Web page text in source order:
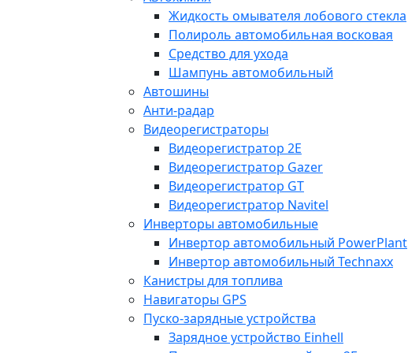
Жидкость омывателя лобового стекла
Полироль автомобильная восковая
Средство для ухода
Шампунь автомобильный
Автошины
Анти-радар
Видеорегистраторы
Видеорегистратор 2E
Видеорегистратор Gazer
Видеорегистратор GT
Видеорегистратор Navitel
Инверторы автомобильные
Инвертор автомобильный PowerPlant
Инвертор автомобильный Technaxx
Канистры для топлива
Навигаторы GPS
Пуско-зарядные устройства
Зарядное устройство Einhell